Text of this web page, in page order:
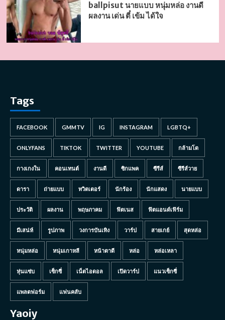
ballpisut นายแบบ หนุ่มหล่อ งานดี
ผลงาน เด่น ตี๋ เข้ม ได้ใจ
Tags
FACEBOOK GMMTV IG INSTAGRAM LGBTQ+
ONLYFANS TIKTOK TWITTER YOUTUBE กล้ามโต
กางเกงใน คอนเทนต์ งานดี ซิกแพค ซีรีส์ ซีรีส์วาย
ดารา ถ่ายแบบ ทวิตเตอร์ นักร้อง นักแสดง นายแบบ
ประวัติ ผลงาน พฤษภาคม ฟิตเนส ฟิตแอนด์เฟิร์ม
มีเสน่ห์ รูปภาพ วงการบันเทิง วาร์ป สายเกย์ สุดหล่อ
หนุ่มหล่อ หนุ่มเกาหลี หน้าตาดี หล่อ หล่อเหลา
หุ่นแซ่บ เซ็กซี่ เน็ตไอดอล เปิดวาร์ป แนวเซ็กซี่
แพลตฟอร์ม แฟนคลับ
Yaoiy